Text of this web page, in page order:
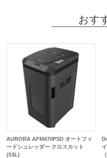
おす
AURORA AFM470PSD オートフィ
ードシュレッダー クロスカット
(53L)